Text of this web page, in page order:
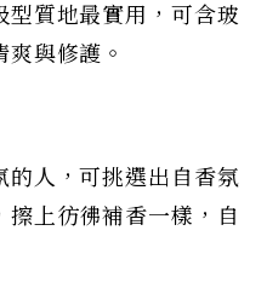
質地最實用，可含玻
與修護。
的人，可挑選出自香氛
上彷彿補香一樣，自